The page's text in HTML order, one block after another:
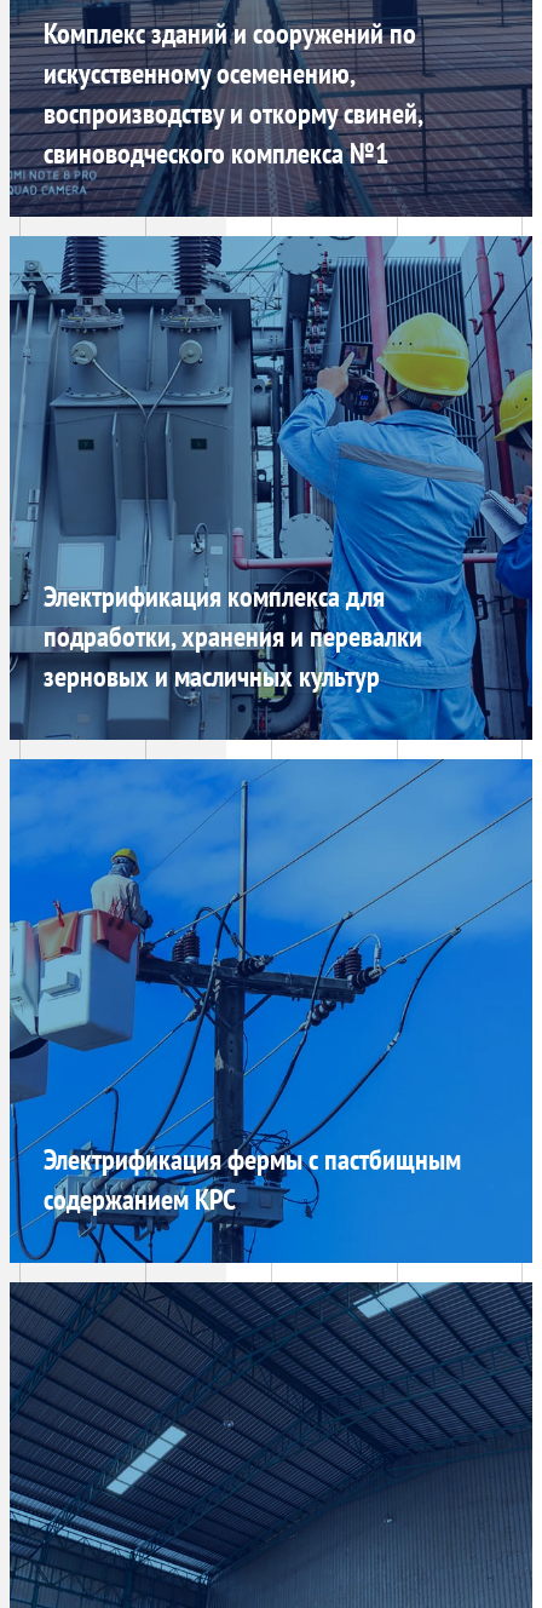
Комплекс зданий и сооружений по
искусственному осеменению,
воспроизводству и откорму свиней,
свиноводческого комплекса №1
Электрификация комплекса для
подработки, хранения и перевалки
зерновых и масличных культур
Электрификация фермы с пастбищным
содержанием КРС